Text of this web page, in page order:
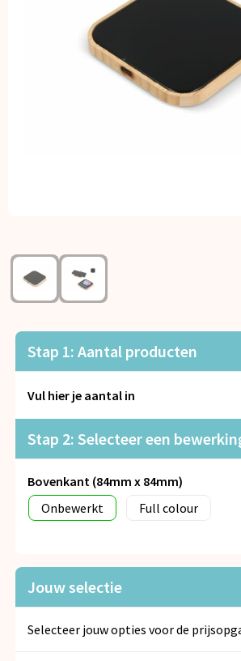
Kinderen, Peuters en Baby's
Klokken, horloges en weerstations
Reisbenodigdheden
Schrijfwaren
Sleutelhangers en Lanyards
Snoepgoed
Veiligheid, Auto en Fiets
Vrije tijd en Strand
Stap 1: Aantal producten
Vul hier je aantal in
Stap 2: Selecteer een
Bovenkant (84mm x 84mm)
Onbewerkt
Full colour
Jouw selectie
Selecteer jouw opties voor de